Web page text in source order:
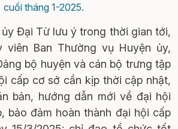
cuối tháng 1-2025.
Đại Từ lưu ý trong thời gian tới,
viên Ban Thường vụ Huyện ủy,
bộ huyện và cán bộ trưng tập
cấp cơ sở cần kịp thời cập nhật,
bản, hướng dẫn mới về đại hội
bảo đảm hoàn thành đại hội cấp